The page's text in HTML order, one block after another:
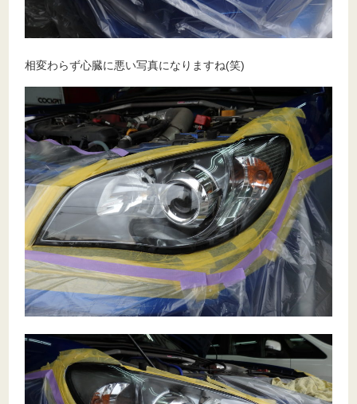
相変わらず心臓に悪い写真になりますね(笑)